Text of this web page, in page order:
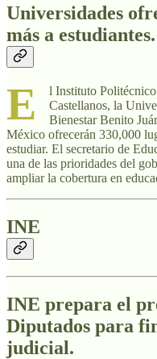
Universidades
más a estudiantes.
E
l Instituto
Castellanos, la
Bienestar Benito
México ofrecerán 330,000
estudiar. El secretario de
una de las prioridades del
ampliar la cobertura en
INE
INE prepara el
Diputados para
judicial.